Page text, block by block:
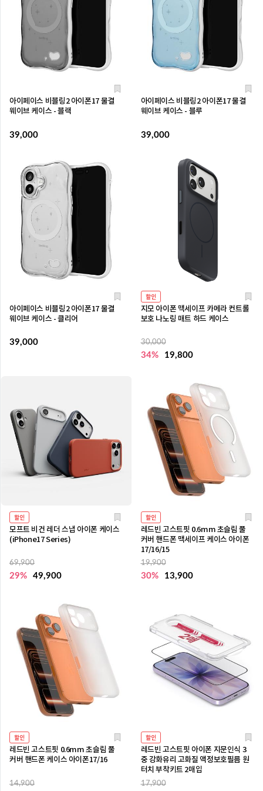
아이페이스 비블링2 아이폰17 물결
웨이브 케이스 - 블랙
39,000
아이페이스 비블링2 아이폰17 물결
웨이브 케이스 - 블루
39,000
아이페이스 비블링2 아이폰17 물결
웨이브 케이스 - 클리어
39,000
할인
지모 아이폰 맥세이프 카메라 컨트롤
보호 나노링 매트 하드 케이스
30,000
34% 19,800
할인
모프트 비건 레더 스냅 아이폰 케이스
(iPhone17 Series)
69,900
29% 49,900
할인
레드빈 고스트핏 0.6mm 초슬림 풀
커버 핸드폰 맥세이프 케이스 아이폰
17/16/15
19,900
30% 13,900
할인
레드빈 고스트핏 0.6mm 초슬림 풀
커버 핸드폰 케이스 아이폰17/16
14,900
할인
레드빈 고스트핏 아이폰 지문인식 3
중 강화유리 고화질 액정보호필름 원
터치 부착키트 2매입
17,900